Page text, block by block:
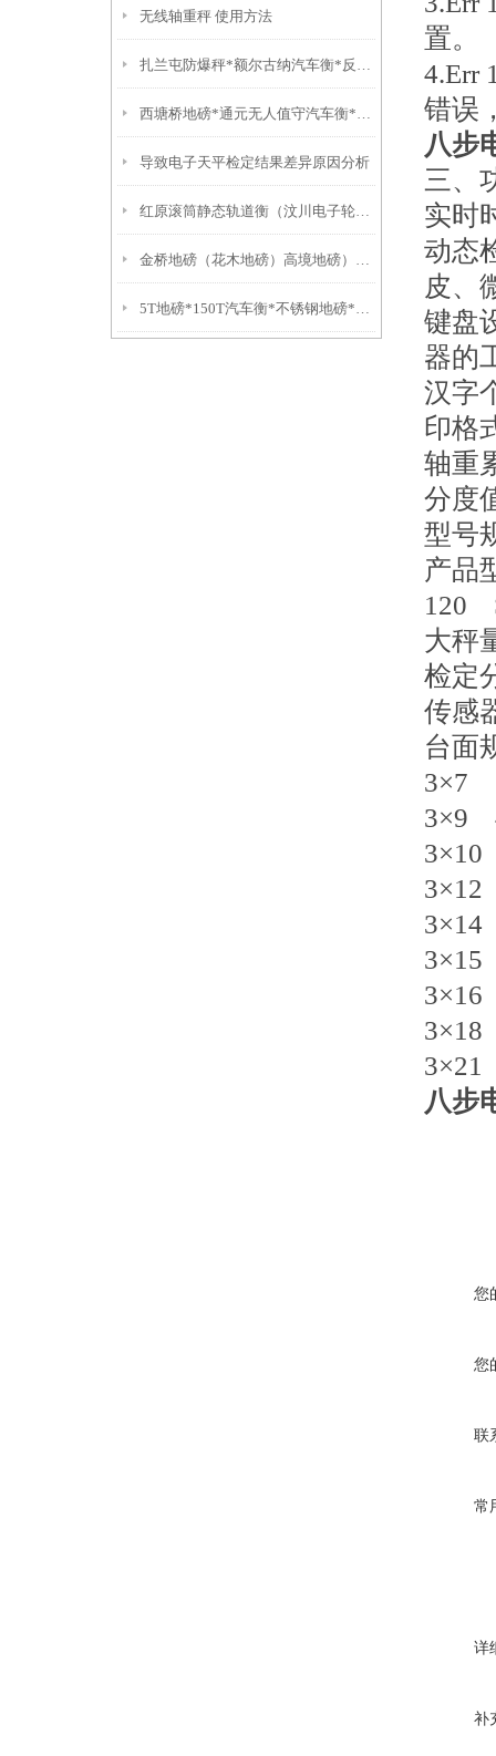
无线轴重秤 使用方法
扎兰屯防爆秤*额尔古纳汽车衡*反应釜称重模块
西塘桥地磅*通元无人值守汽车衡*新市防爆秤*太湖便携式地磅
导致电子天平检定结果差异原因分析
红原滚筒静态轨道衡（汶川电子轮椅秤）大安20吨汽车衡
金桥地磅（花木地磅）高境地磅）九里亭地磅产品性能：
5T地磅*150T汽车衡*不锈钢地磅*高精度台秤
置。
4.Err
错误
八步
三、
实时
动态
皮、
键盘
器的
汉字
印格
轴重
分度
型号
产品
120
大
检
传
台面
八步
您
您
联
常
详
补